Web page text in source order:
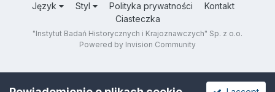
Język Styl Polityka prywatności
Kontakt
Ciasteczka
"Instytut Badań Historycznych i Krajoznawczych" Sp. z o.o.
Powered by Invision Community